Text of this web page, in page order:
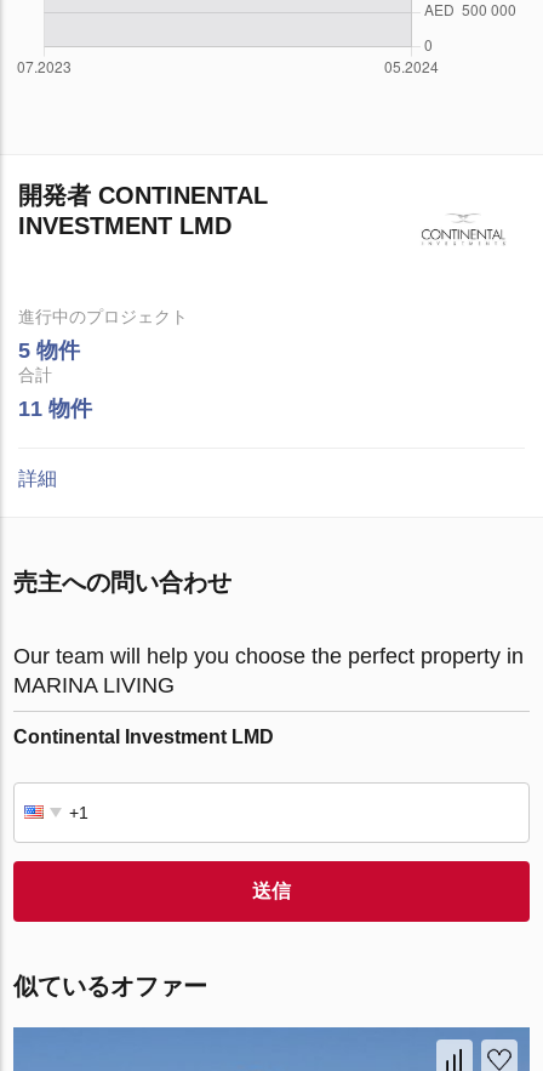
開発者 CONTINENTAL
INVESTMENT LMD
進行中のプロジェクト
5 物件
合計
11 物件
詳細
売主への問い合わせ
Our team will help you choose the perfect property in
MARINA LIVING
Continental Investment LMD
送信
似ているオファー